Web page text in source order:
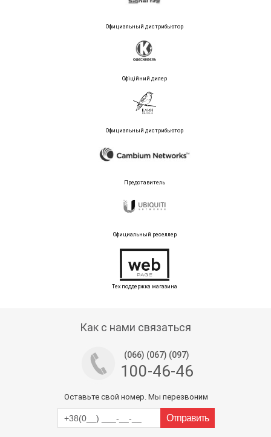
Официальный дистрибьютор
Офіційний дилер
Официальный дистрибьютор
Представитель
Официальный реселлер
Тех поддержка магазина
Как с нами связаться
(066) (067) (097)
100-46-46
Оставьте свой номер. Мы перезвоним